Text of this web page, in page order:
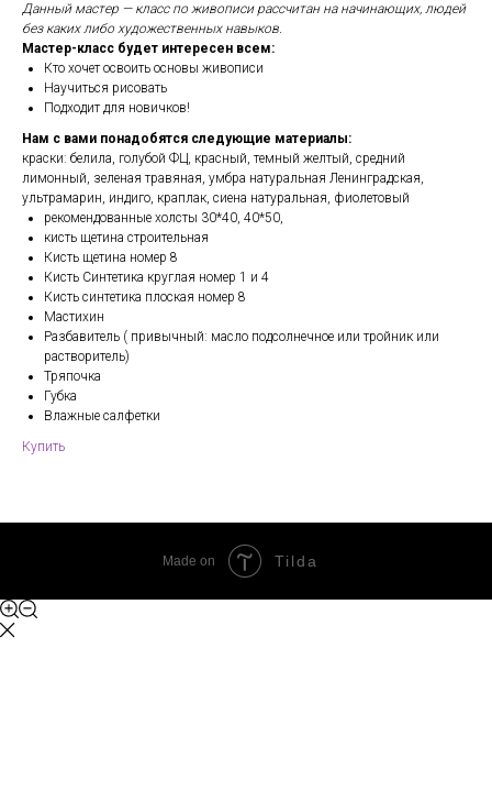
Данный мастер — класс по живописи рассчитан на начинающих, людей
без каких либо художественных навыков.
Мастер-класс будет интересен всем:
Кто хочет освоить основы живописи
Научиться рисовать
Подходит для новичков!
Нам с вами понадобятся следующие материалы:
краски: белила, голубой ФЦ, красный, темный желтый, средний
лимонный, зеленая травяная, умбра натуральная Ленинградская,
ультрамарин, индиго, краплак, сиена натуральная, фиолетовый
рекомендованные холсты 30*40, 40*50,
кисть щетина строительная
Кисть щетина номер 8
Кисть Синтетика круглая номер 1 и 4
Кисть синтетика плоская номер 8
Мастихин
Разбавитель ( привычный: масло подсолнечное или тройник или
растворитель)
Тряпочка
Губка
Влажные салфетки
Купить
Made on Tilda